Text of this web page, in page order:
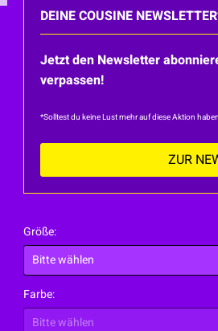
DEINE COUSINE
Jetzt den Newsletter
verpassen!
*Solltest du keine Lust mehr auf diese Aktion
ZUR
Größe:
Farbe: